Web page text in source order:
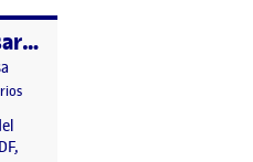
Información del desarrollo del trabajo. Quinta semana
en Información del desarrollo del